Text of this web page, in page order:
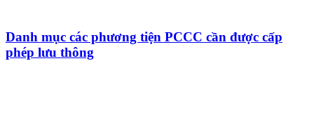
Danh mục các phương tiện PCCC cần được cấp
phép lưu thông